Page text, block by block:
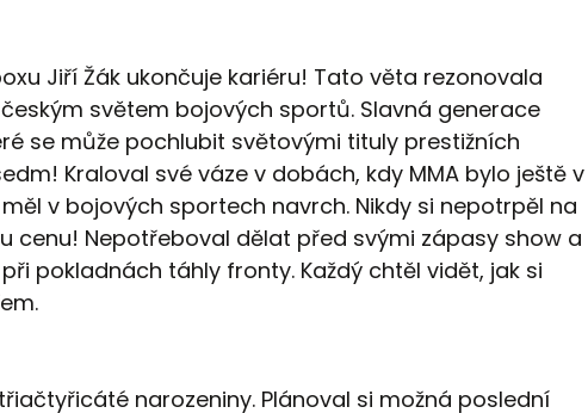
Jiří Žák ukončuje kariéru! Tato věta rezonovala
světem bojových sportů. Slavná generace
se může pochlubit světovými tituly prestižních
Kraloval své váze v dobách, kdy MMA bylo ještě v
v bojových sportech navrch. Nikdy si nepotrpěl na
cenu! Nepotřeboval dělat před svými zápasy show a
pokladnách táhly fronty. Každý chtěl vidět, jak si
narozeniny. Plánoval si možná poslední